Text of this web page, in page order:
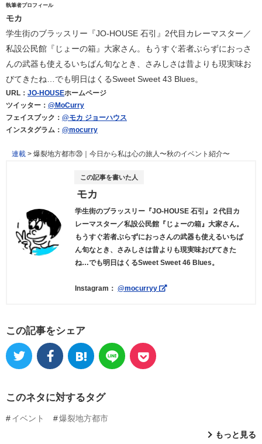
執筆者プロフィール
モカ
学生街のブラッスリー『JO-HOUSE 石引』2代目カレーマスター／
私設公民館『じょーの箱』大家さん。もうすぐ若者ぶらずにおっさ
んの武器も使えるいちばん旬なとき、さみしさは昔よりも現実味お
びてきたね…でも明日はくるSweet Sweet 43 Blues。
URL： JO-HOUSEホームページ
ツイッター： @MoCurry
フェイスブック： @モカ ジョーハウス
インスタグラム： @mocurry
連載 > 爆裂地方都市⑳｜今日から私は心の旅人〜秋のイベント紹介〜
この記事を書いた人
モカ
学生街のブラッスリー『JO-HOUSE 石引』２代目カ
レーマスター／私設公民館『じょーの箱』大家さん。
もうすぐ若者ぶらずにおっさんの武器も使えるいちば
ん旬なとき、さみしさは昔よりも現実味おびてきた
ね…でも明日はくるSweet Sweet 46 Blues。
Instagram：@mocurryy
この記事をシェア
このネタに対するタグ
イベント
爆裂地方都市
もっと見る